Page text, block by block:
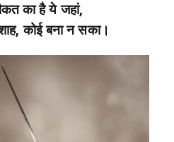
का है ये जहां,
कोई बना न सका।